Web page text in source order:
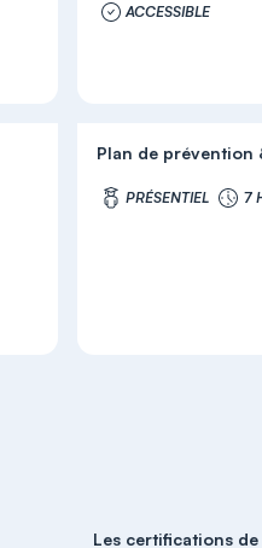
ACCESSIBLE
Plan de
PRÉSENTIEL 7
Les certifications